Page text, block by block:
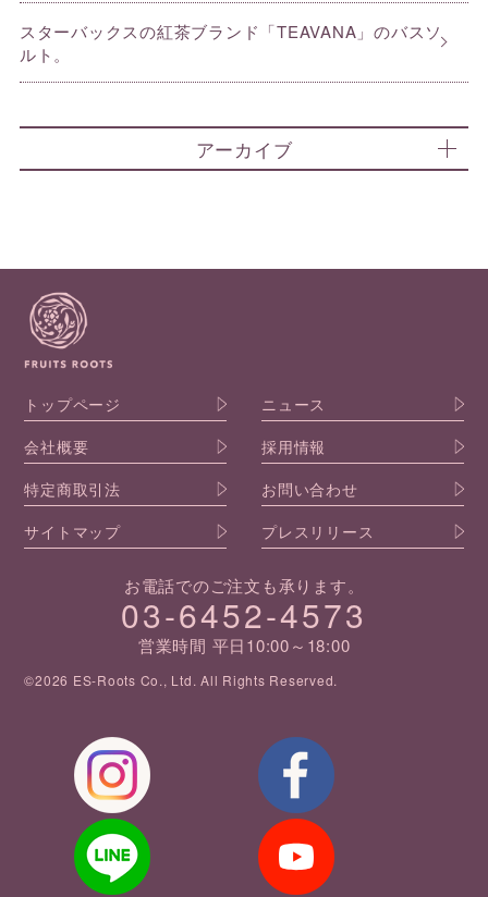
スターバックスの紅茶ブランド「TEAVANA」のバスソ
ルト。
アーカイブ
トップページ
ニュース
会社概要
採用情報
特定商取引法
お問い合わせ
サイトマップ
プレスリリース
お電話でのご注文も承ります。
03-6452-4573
営業時間 平日10:00～18:00
©2026 ES-Roots Co., Ltd. All Rights Reserved.